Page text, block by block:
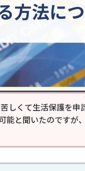
しくて生活保護を申
能と聞いたのですが